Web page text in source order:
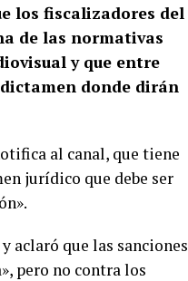
los fiscalizadores del
de las normativas
y que entre
donde dirán
al canal, que tiene
jurídico que debe ser
aclaró que las sanciones
pero no contra los